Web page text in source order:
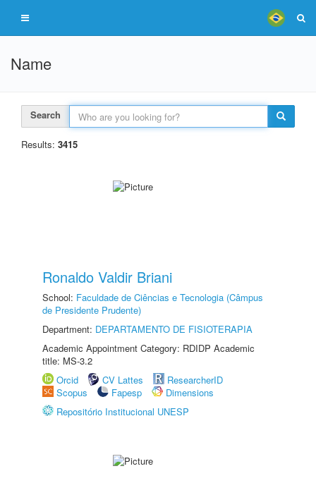
Name
Search
Results: 3415
Ronaldo Valdir Briani
School: Faculdade de Ciências e Tecnologia (Câmpus
de Presidente Prudente)
Department: DEPARTAMENTO DE FISIOTERAPIA
Academic Appointment Category: RDIDP Academic
title: MS-3.2
Orcid
CV Lattes
ResearcherID
Scopus
Fapesp
Dimensions
Repositório Institucional UNESP